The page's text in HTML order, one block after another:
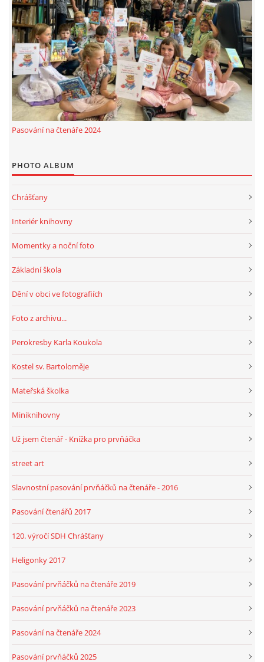
Pasování na čtenáře 2024
PHOTO ALBUM
Chrášťany
Interiér knihovny
Momentky a noční foto
Základní škola
Dění v obci ve fotografiích
Foto z archivu...
Perokresby Karla Koukola
Kostel sv. Bartoloměje
Mateřská školka
Miniknihovny
Už jsem čtenář - Knížka pro prvňáčka
street art
Slavnostní pasování prvňáčků na čtenáře - 2016
Pasování čtenářů 2017
120. výročí SDH Chrášťany
Heligonky 2017
Pasování prvňáčků na čtenáře 2019
Pasování prvňáčků na čtenáře 2023
Pasování na čtenáře 2024
Pasování prvňáčků 2025